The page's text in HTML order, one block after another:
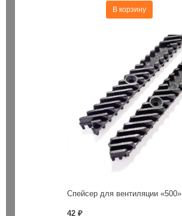
В корзину
Спейсер для вентиляции «500»
42 ₽